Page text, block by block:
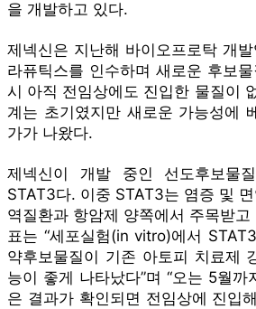
을 개발하고 있다.
제넥신은 지난해 바이오프로탁 개
라퓨틱스를 인수하며 새로운 후보
시 아직 전임상에도 진입한 물질이
계는 초기였지만 새로운 가능성에
가가 나왔다.
제넥신이 개발 중인 선도후보물
STAT3다. 이중 STAT3는 염증 및
역질환과 항암제 양쪽에서 주목받
표는 “세포실험(in vitro)에서
약후보물질이 기존 아토피 치료제
능이 좋게 나타났다”며 “오는 5월
은 결과가 확인되면 전임상에 진입